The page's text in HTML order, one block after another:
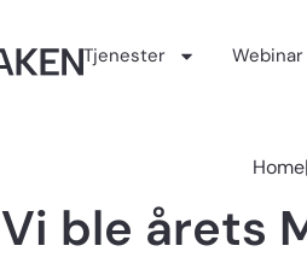
Tjenester
Home|
Vi ble årets